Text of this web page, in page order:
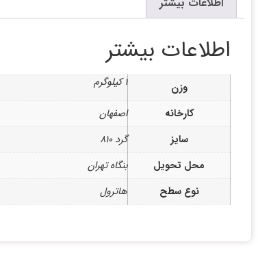
اطلاعات بیشتر
وزن
1 کیلوگرم
کارخانه
اصفهان
سایز
گرد 810
محل تحویل
بنگاه تهران
نوع سطح
هاترول